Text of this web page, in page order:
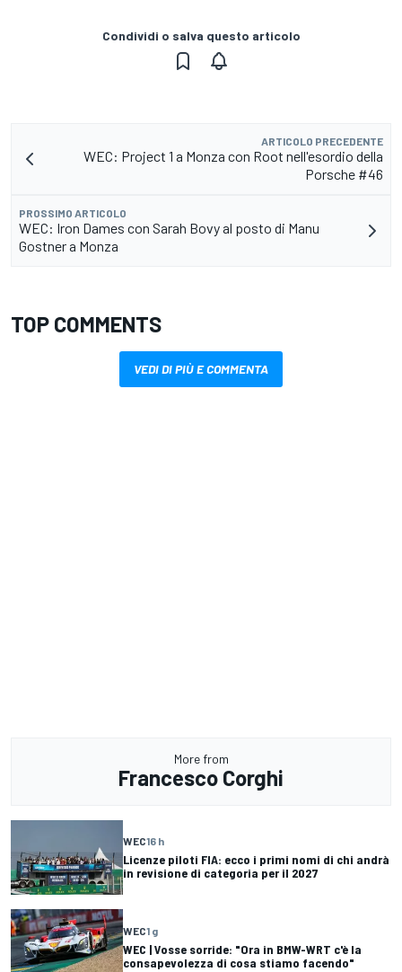
Condividi o salva questo articolo
ARTICOLO PRECEDENTE
WEC: Project 1 a Monza con Root nell'esordio della
Porsche #46
PROSSIMO ARTICOLO
WEC: Iron Dames con Sarah Bovy al posto di Manu
Gostner a Monza
TOP COMMENTS
VEDI DI PIÙ E COMMENTA
More from
Francesco Corghi
WEC16 h
Licenze piloti FIA: ecco i primi nomi di chi andrà
in revisione di categoria per il 2027
WEC1 g
WEC | Vosse sorride: "Ora in BMW-WRT c'è la
consapevolezza di cosa stiamo facendo"